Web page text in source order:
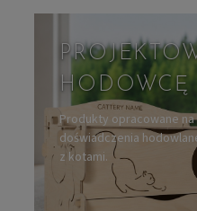
HODOWCĘ
Produkty opracowane
doświadczenia
z kotami.